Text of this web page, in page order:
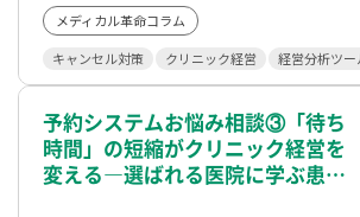
メディカル革命コラム
キャンセル対策 クリニック経営 経営分析ツー
予約システムお悩み相談③「待ち
時間」の短縮がクリニック経営を
変える―選ばれる医院に学ぶ患者